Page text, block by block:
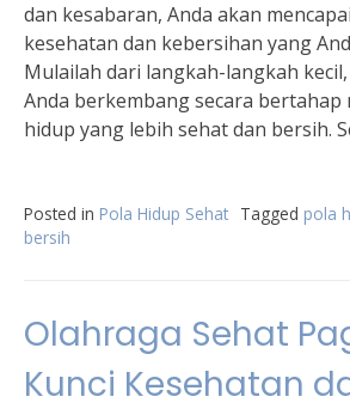
dan kesabaran, Anda akan
kesehatan dan kebersihan yang
Mulailah dari langkah-langkah
Anda berkembang secara bertahap
hidup yang lebih sehat dan bersih.
Posted in Pola Hidup Sehat Tagged pola
bersih
Olahraga Sehat
Kunci Kesehatan